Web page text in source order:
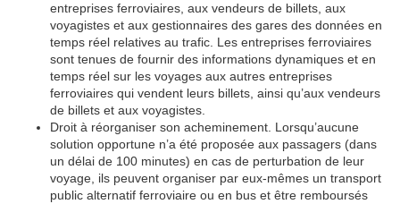
entreprises ferroviaires, aux vendeurs de billets, aux
voyagistes et aux gestionnaires des gares des données en
temps réel relatives au trafic. Les entreprises ferroviaires
sont tenues de fournir des informations dynamiques et en
temps réel sur les voyages aux autres entreprises
ferroviaires qui vendent leurs billets, ainsi qu’aux vendeurs
de billets et aux voyagistes.
Droit à réorganiser son acheminement. Lorsqu’aucune
solution opportune n’a été proposée aux passagers (dans
un délai de 100 minutes) en cas de perturbation de leur
voyage, ils peuvent organiser par eux-mêmes un transport
public alternatif ferroviaire ou en bus et être remboursés